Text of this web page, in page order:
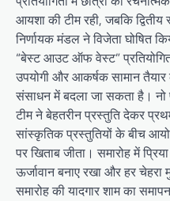
आयशा की टीम रही, जबकि
निर्णायक मंडल ने विजेता घोषित
“बेस्ट आउट ऑफ वेस्ट”
उपयोगी और आकर्षक सामान
संसाधन में बदला जा सकता है। नो
टीम ने बेहतरीन प्रस्तुति देकर
सांस्कृतिक प्रस्तुतियों के बीच
पर खिताब जीता। समारोह में
ऊर्जावान बनाए रखा और हर
समारोह की यादगार शाम का